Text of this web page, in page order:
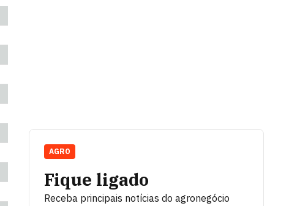
Fique ligado
Receba principais notícias do agronegócio
AGRO